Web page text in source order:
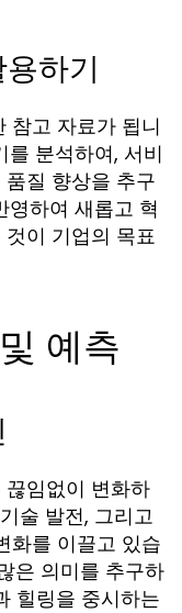
하기
참고 자료가 됩니
를 분석하여, 서비
질 향상을 추구
영하여 새롭고 혁
이 기업의 목표
예측
임없이 변화하
술 발전, 그리고
화를 이끌고 있습
은 의미를 추구하
힐링을 중시하는